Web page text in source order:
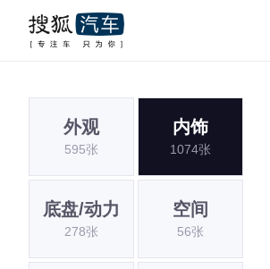
外观
595张
内饰
1074张
底盘/动力
278张
空间
56张